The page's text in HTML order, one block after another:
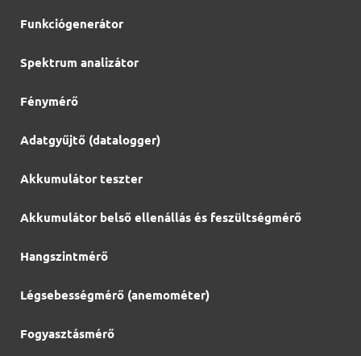
Funkciógenerátor
Spektrum analizátor
Fénymérő
Adatgyűjtő (datalogger)
Akkumulátor teszter
Akkumulátor belső ellenállás és feszültségmérő
Hangszintmérő
Légsebességmérő (anemométer)
Fogyasztásmérő